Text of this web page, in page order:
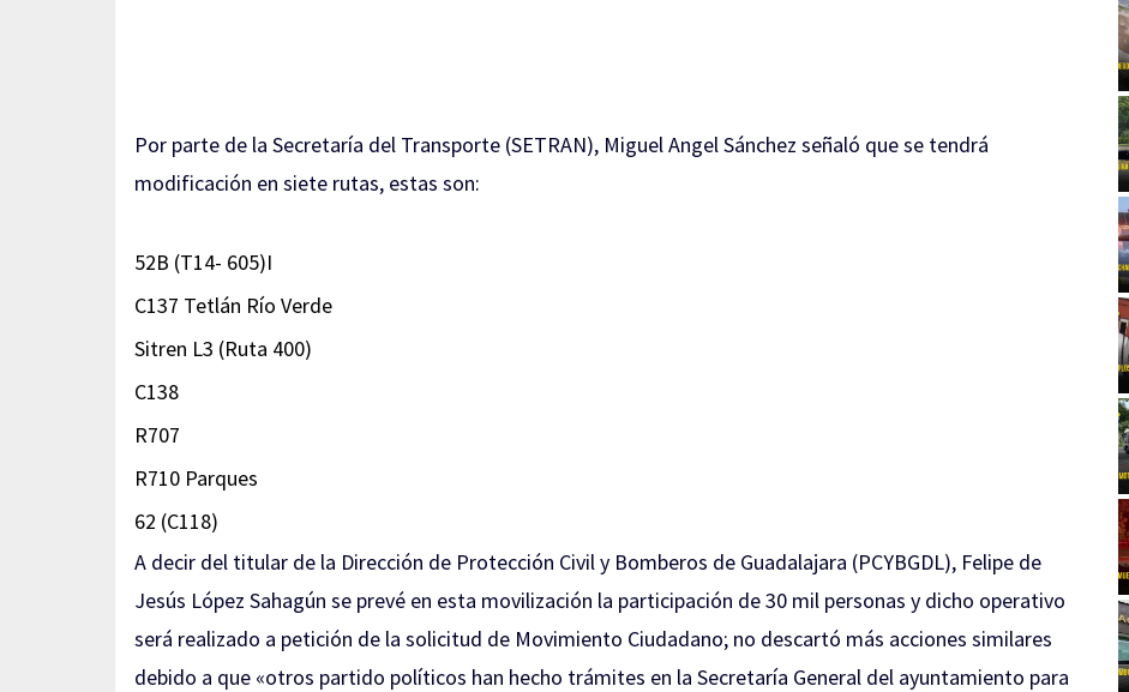
Por parte de la Secretaría del Transporte (SETRAN), Miguel Angel Sánchez señaló que se tendrá
modificación en siete rutas, estas son:
52B (T14- 605)I
C137 Tetlán Río Verde
Sitren L3 (Ruta 400)
C138
R707
R710 Parques
62 (C118)
A decir del titular de la Dirección de Protección Civil y Bomberos de Guadalajara (PCYBGDL), Felipe de
Jesús López Sahagún se prevé en esta movilización la participación de 30 mil personas y dicho operativo
será realizado a petición de la solicitud de Movimiento Ciudadano; no descartó más acciones similares
debido a que «otros partido políticos han hecho trámites en la Secretaría General del ayuntamiento para